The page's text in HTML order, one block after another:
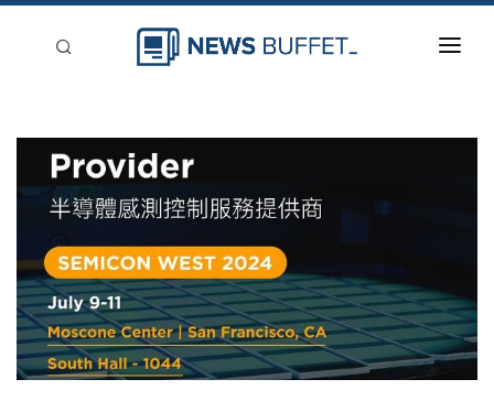
新聞稿分類